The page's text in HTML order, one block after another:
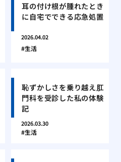
耳の付け根が腫れたとき
に自宅でできる応急処置
2026.04.02
生活
恥ずかしさを乗り越え肛
門科を受診した私の体験
記
2026.03.30
生活